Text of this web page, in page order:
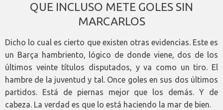
QUE INCLUSO METE GOLES SIN
MARCARLOS
Dicho lo cual es cierto que existen otras evidencias. Este es
un Barça hambriento, lógico de donde viene, dos de los
últimos veinte títulos disputados, y va como un tiro. El
hambre de la juventud y tal. Once goles en sus dos últimos
partidos. Está de piernas mejor que los demás. Y de
cabeza. La verdad es que lo está haciendo la mar de bien.